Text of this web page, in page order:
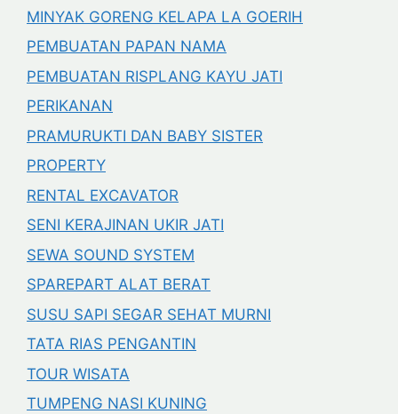
MINYAK GORENG KELAPA LA GOERIH
PEMBUATAN PAPAN NAMA
PEMBUATAN RISPLANG KAYU JATI
PERIKANAN
PRAMURUKTI DAN BABY SISTER
PROPERTY
RENTAL EXCAVATOR
SENI KERAJINAN UKIR JATI
SEWA SOUND SYSTEM
SPAREPART ALAT BERAT
SUSU SAPI SEGAR SEHAT MURNI
TATA RIAS PENGANTIN
TOUR WISATA
TUMPENG NASI KUNING